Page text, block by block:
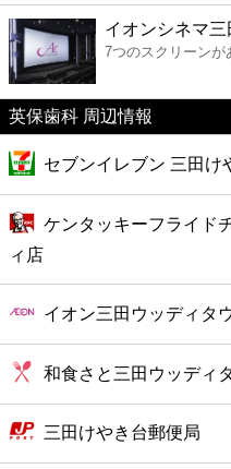
薬局
スーパー
エンタメ
レジャー
書店
ファミレス
ファーストフード
カフェ
イオンシネマ
7つのスクリーンが
英保歯科 周辺情報
セブンイレブン 三田け
ケンタッキーフライド
ィ店
イオン三田ウッディタ
和食さと三田ウッディ
三田けやき台郵便局